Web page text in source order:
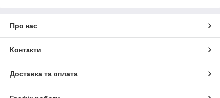
Про нас
Контакти
Доставка та оплата